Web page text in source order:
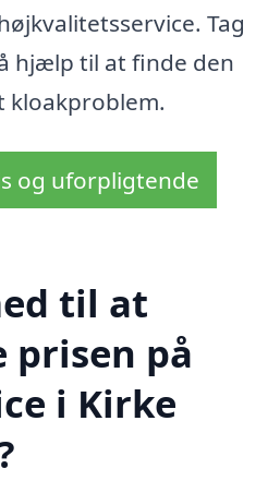
Tag
hjælp til at finde den
kloakproblem.
og uforpligtende
til at
prisen på
i Kirke